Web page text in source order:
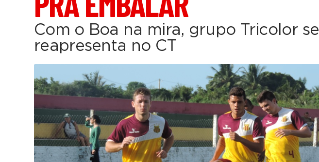
Com o Boa na mira, grupo Tricolor se
reapresenta no CT